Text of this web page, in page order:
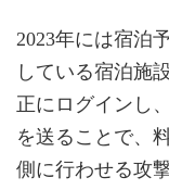
2023年には宿泊
している宿泊施
正にログインし
を送ることで、
側に行わせる攻